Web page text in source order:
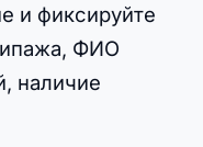
и фиксируйте
ФИО
наличие